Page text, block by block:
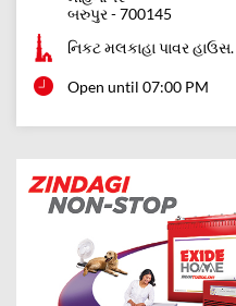
બરુપુર -700145
નિકટ મલકાહા પાવર હાઉસ.
Open until 07:00 PM